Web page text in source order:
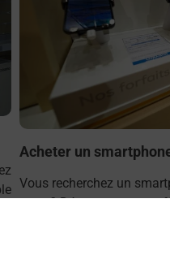
Acheter un
Vous recherchez un
vous ? Découvrez notre